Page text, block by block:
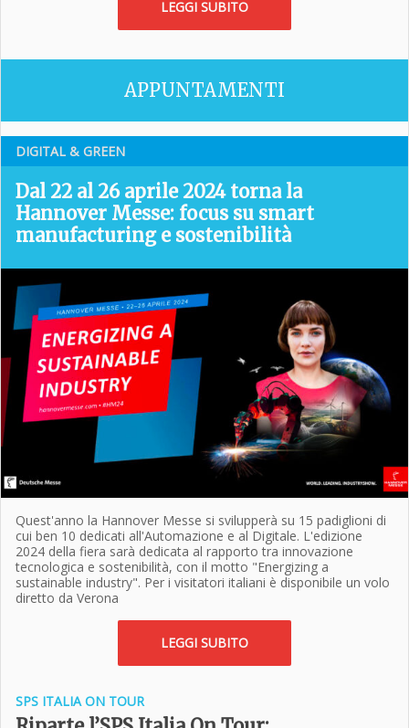
LEGGI SUBITO
APPUNTAMENTI
DIGITAL & GREEN
Dal 22 al 26 aprile 2024 torna la
Hannover Messe: focus su smart
manufacturing e sostenibilità
Quest'anno la Hannover Messe si svilupperà su 15 padiglioni di
cui ben 10 dedicati all'Automazione e al Digitale. L'edizione
2024 della fiera sarà dedicata al rapporto tra innovazione
tecnologica e sostenibilità, con il motto "Energizing a
sustainable industry". Per i visitatori italiani è disponibile un volo
diretto da Verona
LEGGI SUBITO
SPS ITALIA ON TOUR